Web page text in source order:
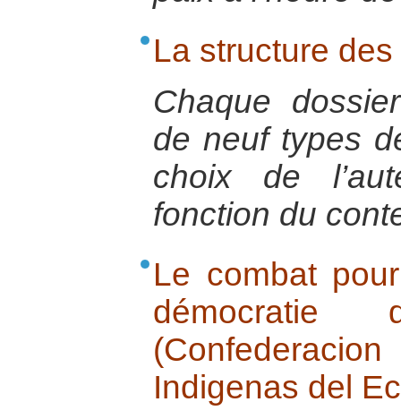
La structure
Chaque
de neuf types
choix de
fonction du
Le combat
Indigenas del